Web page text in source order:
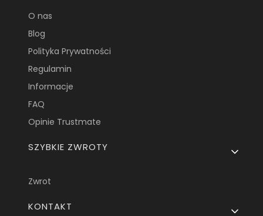
O nas
Blog
Polityka Prywatności
Regulamin
Informacje
FAQ
Opinie Trustmate
SZYBKIE ZWROTY
Zwrot
KONTAKT